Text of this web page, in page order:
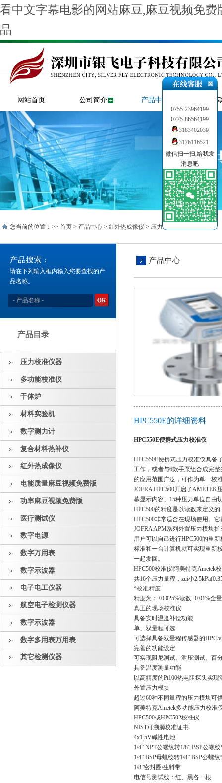
看中文字幕电影的网站麻豆,麻豆视频免
品
网站首页 公司简介 产品中心 新闻
您当前的位置：>> 首页 > 产品中心 > 红外热成像仪 > 压力和液位
产品搜索：
请在下列输入框内输入您要查找的产
品名称。
产品目录
压力校准仪器
多功能校准仪
干体炉
材料实验机
数字测力计
复合材料热补仪
红外热成像仪
电能质量麻豆视频免费版
功率麻豆视频免费版
医疗测试仪
数字电源
数字万用表
数字示波器
电子电工仪器
航空电子检测仪器
数字示波器
数字多用表万用表
其它检测仪器
产品中心
HPC550E的详细资料
HPC550E便携式压力校准仪
HPC550E便携式压力校准仪具备
工作，或者与6款手泵组合成完整
的应用范围广泛，可作为单一
JOFRA HPC500开启了AMETEK
幕显示内容、 15种压力单位自由切
HPC500的精度是以读数来定义的
HPC500非常适合在现场使用。
JOFRA APM系列外置压力模块扩
用户可以自己进行HPC500的重新
标准和一台计算机就可实现重新校
一起发回。
HPC500校准仪 阿美特克Ametek
共16个压力量程 ， zui小
*校准精度
精度为： ±0.025%读数+0.01%全
真正的现场校准仪
具备实时温度补偿功能
单、双量程可选
可选择具备双量程传感器的
完善的功能设定
可实现阻尼测试、泄压测试、
具备温度测量功能
以高精度的Pt100热电阻探头实现
外置压力模块
超过60种不同量程的压力模块可供
阿美特克Ametek多功能压力校准
HPC500或HPC502校准仪
NIST可溯源校准证书
4x1.5V碱性电池
1/4” NPT公螺纹转1/8” BSP公螺纹
1/4” BSP母螺纹转1/8” BSP公螺纹
1/8”密封圈/生料带
电信号测试线 ： 红、黑各一根
0755-23964199
0775-86564199
3183402039
3176116521
微信扫一扫,给我发
消息吧